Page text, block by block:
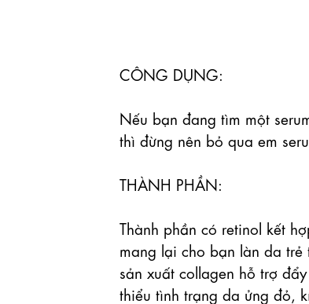
CÔNG DỤNG:
Nếu bạn đang tìm một
thì đừng nên bỏ qua em
THÀNH PHẦN:
Thành phần có retinol kết
mang lại cho bạn làn da
sản xuất collagen hỗ trợ
thiểu tình trạng da ửng đỏ,